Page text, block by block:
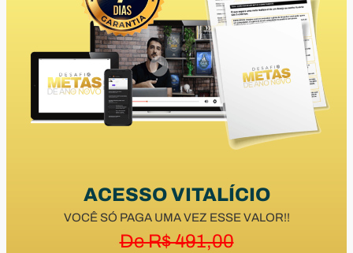
ACESSO VITALÍCIO
VOCÊ SÓ PAGA UMA VEZ ESSE VALOR!!
De R$ 491,00